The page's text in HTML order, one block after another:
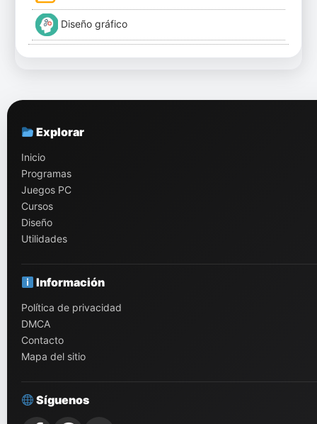
Diseño gráfico
Explorar
Inicio
Programas
Juegos PC
Cursos
Diseño
Utilidades
Información
Política de privacidad
DMCA
Contacto
Mapa del sitio
Síguenos